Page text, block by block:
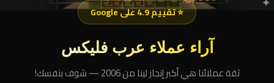
⭐ تقييم 4.9 على Google
آراء عملاء عرب فليكس
ثقة عملائنا هي أكبر إنجاز لينا من 2006 — شوف بنفسك!